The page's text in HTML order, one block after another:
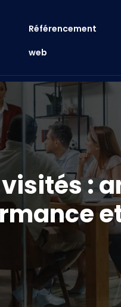
Référencement
web
: